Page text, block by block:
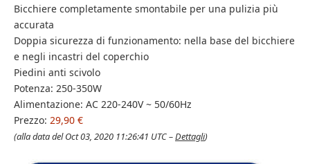
Bicchiere completamente smontabile per una pulizia più
accurata
Doppia sicurezza di funzionamento: nella base del bicchiere
e negli incastri del coperchio
Piedini anti scivolo
Potenza: 250-350W
Alimentazione: AC 220-240V ~ 50/60Hz
Prezzo: 29,90 €
(alla data del Oct 03, 2020 11:26:41 UTC –Dettagli)